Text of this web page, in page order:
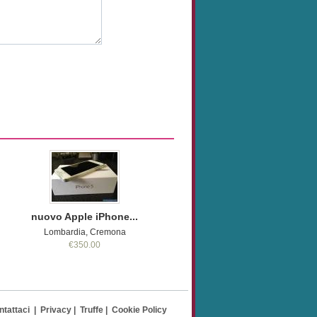
nuovo Apple iPhone...
Lombardia, Cremona
€350.00
Privacy Truffe Cookie Policy